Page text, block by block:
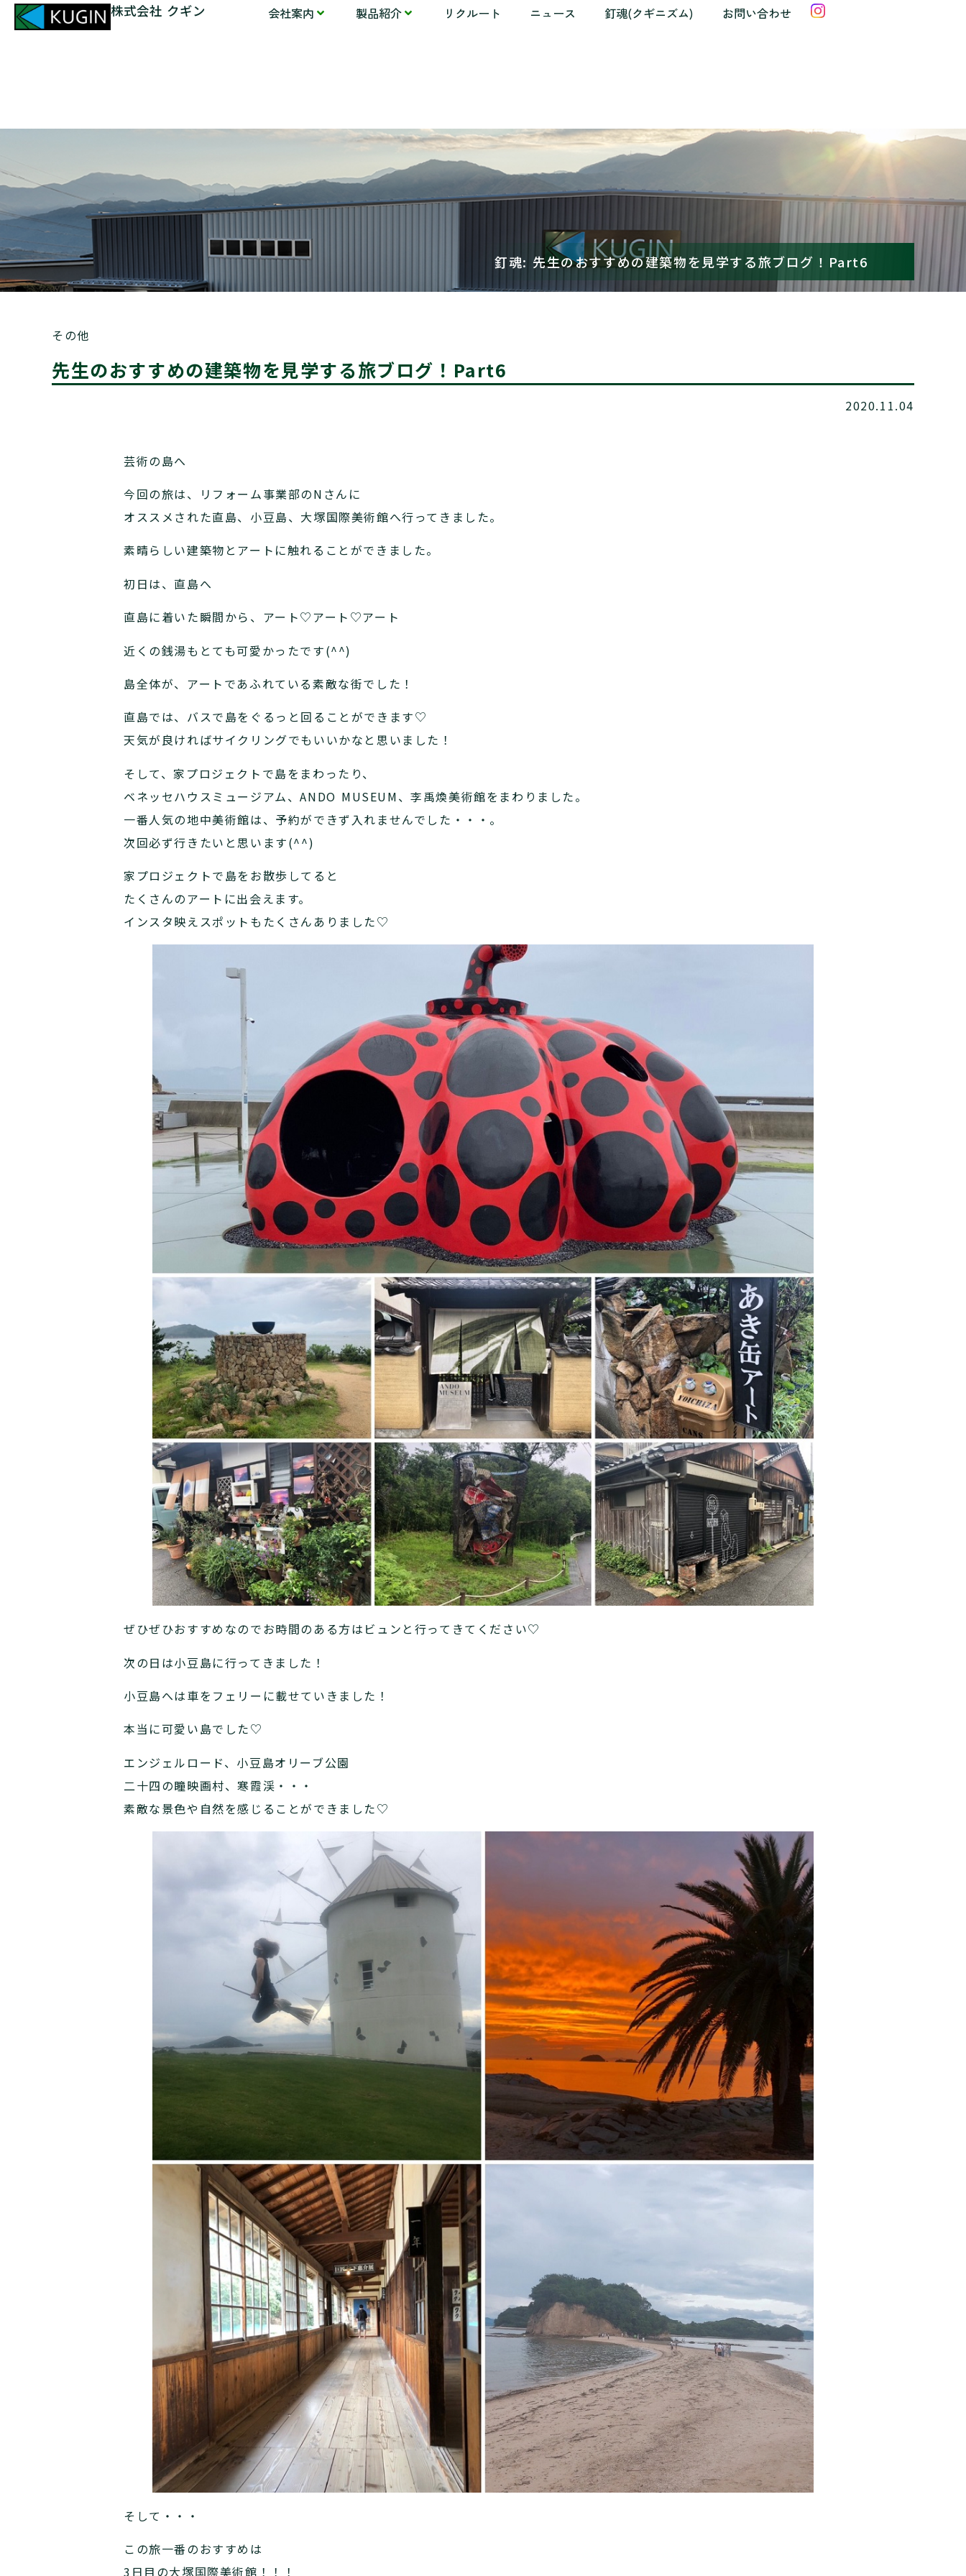
株式会社 クギン 会社案内 製品紹介 リクルート ニュース 釘魂(クギニズム) お問い合わせ
釘魂: 先生のおすすめの建築物を見学する旅ブログ！Part6
その他
先生のおすすめの建築物を見学する旅ブログ！Part6
2020.11.04
芸術の島へ
今回の旅は、リフォーム事業部のNさんに
オススメされた直島、小豆島、大塚国際美術館へ行ってきました。
素晴らしい建築物とアートに触れることができました。
初日は、直島へ
直島に着いた瞬間から、アート♡アート♡アート
近くの銭湯もとても可愛かったです(^^)
島全体が、アートであふれている素敵な街でした！
直島では、バスで島をぐるっと回ることができます♡
天気が良ければサイクリングでもいいかなと思いました！
そして、家プロジェクトで島をまわったり、
ベネッセハウスミュージアム、ANDO MUSEUM、李禹煥美術館をまわりました。
一番人気の地中美術館は、予約ができず入れませんでした・・・。
次回必ず行きたいと思います(^^)
家プロジェクトで島をお散歩してると
たくさんのアートに出会えます。
インスタ映えスポットもたくさんありました♡
ぜひぜひおすすめなのでお時間のある方はビュンと行ってきてください♡
次の日は小豆島に行ってきました！
小豆島へは車をフェリーに載せていきました！
本当に可愛い島でした♡
エンジェルロード、小豆島オリーブ公園
二十四の瞳映画村、寒霞渓・・・
素敵な景色や自然を感じることができました♡
そして・・・
この旅一番のおすすめは
3日目の大塚国際美術館！！！